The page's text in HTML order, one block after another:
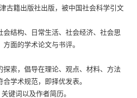
古籍出版社出版，被中国社会科学引文
会结构、日常生活、社会经济、社会思
面的学术论文与书评。
探索，倡导在理论、观点、材料、方法
学术规范，即择优发表。
键词以及作者简历。